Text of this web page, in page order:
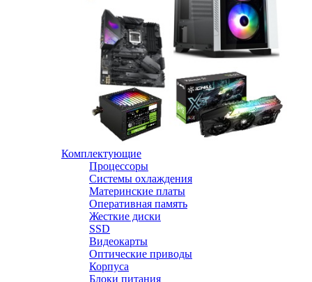
Комплектующие
Процессоры
Системы охлаждения
Материнские платы
Оперативная память
Жесткие диски
SSD
Видеокарты
Оптические приводы
Корпуса
Блоки питания